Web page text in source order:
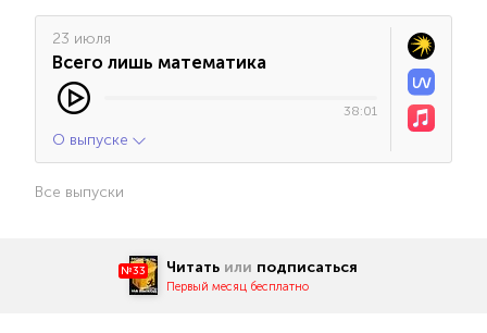
23 июля
Всего лишь математика
38:01
О выпуске
Все выпуски
№33 Читать или подписаться
Первый месяц бесплатно